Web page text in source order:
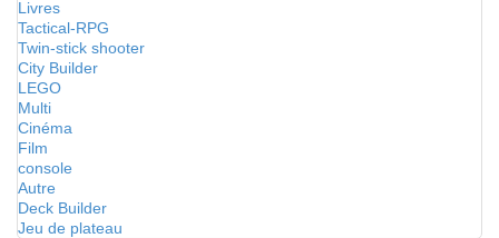
Livres
Tactical-RPG
Twin-stick shooter
City Builder
LEGO
Multi
Cinéma
Film
console
Autre
Deck Builder
Jeu de plateau